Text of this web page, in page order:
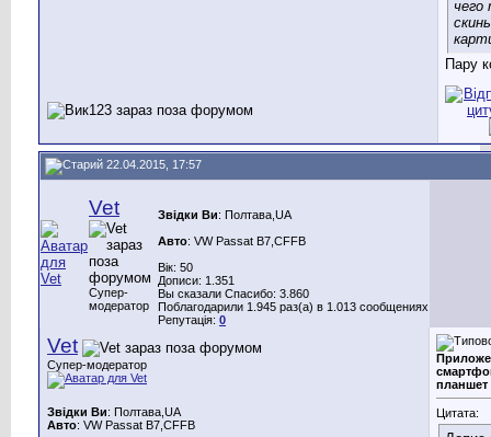
скинь
Пару
22.04.2015, 17:57
Vet
Супер-
модератор
Звідки Ви: Полтава,UA
Авто: VW Passat B7,CFFB
Вік: 50
Дописи: 1.351
Вы сказали Спасибо: 3.860
Поблагодарили 1.945 раз(а) в 1.013 сообщениях
Репутація: 0
Vet
Супер-модератор
Звідки Ви: Полтава,UA
Авто: VW Passat B7,CFFB
планшет
Цитата: